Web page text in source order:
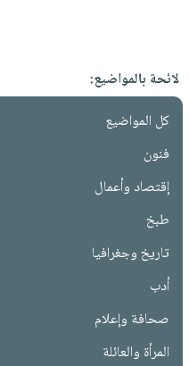
لائحة بالمواضيع:
كل المواضيع
فنون
إقتصاد وأعمال
طبخ
تاريخ وجغرافيا
أدب
صحافة وإعلام
المرأة والعائلة